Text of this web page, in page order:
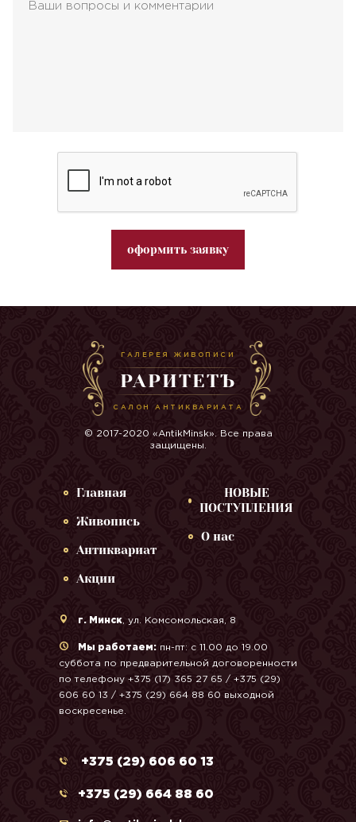
оформить заявку
ГАЛЕРЕЯ ЖИВОПИСИ
РАРИТЕТЪ
САЛОН АНТИКВАРИАТА
© 2017-2020 «AntikMinsk». Все права
защищены.
Главная
Живопись
Антиквариат
Акции
НОВЫЕ
ПОСТУПЛЕНИЯ
О нас
г. Минск , ул. Комсомольская, 8
Мы работаем: пн-пт: с 11.00 до 19.00
суббота по предварительной договоренности
по телефону +375 (17) 365 27 65 / +375 (29)
606 60 13 / +375 (29) 664 88 60 выходной
воскресенье.
+375 (29) 606 60 13
+375 (29) 664 88 60